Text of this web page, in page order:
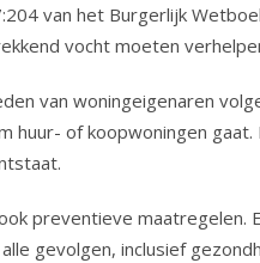
van het Burgerlijk
vocht moeten
van woningeigenaren
huur- of koopwoningen
preventieve
gevolgen, inclusief